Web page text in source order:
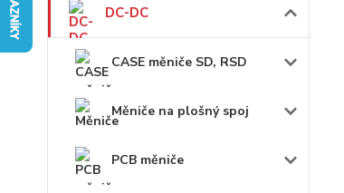
DC-DC
CASE měniče SD, RSD
Měniče na plošný spoj
PCB měniče